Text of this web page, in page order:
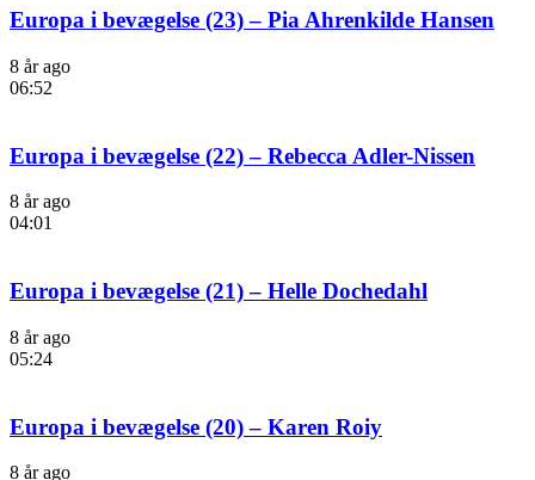
Europa i bevægelse (23) – Pia Ahrenkilde Hansen
8 år ago
06:52
Europa i bevægelse (22) – Rebecca Adler-Nissen
8 år ago
04:01
Europa i bevægelse (21) – Helle Dochedahl
8 år ago
05:24
Europa i bevægelse (20) – Karen Roiy
8 år ago